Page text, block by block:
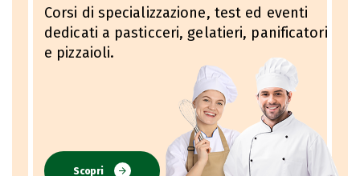
Corsi di specializzazione, test ed eventi
dedicati a pasticceri, gelatieri, panificatori
e pizzaioli.
Scopri